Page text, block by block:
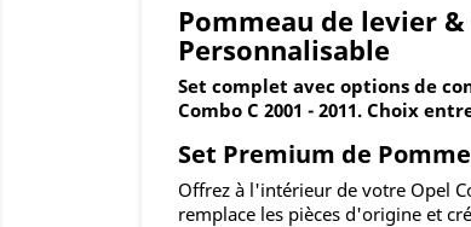
Pommeau de levier &
Personnalisable
Set complet avec options de
Combo C 2001 - 2011. Choix
Set Premium de
Offrez à l'intérieur de votre Opel
remplace les pièces d'origine et